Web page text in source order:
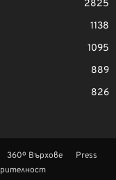
2825
1138
1095
889
826
360º Върхове
Press